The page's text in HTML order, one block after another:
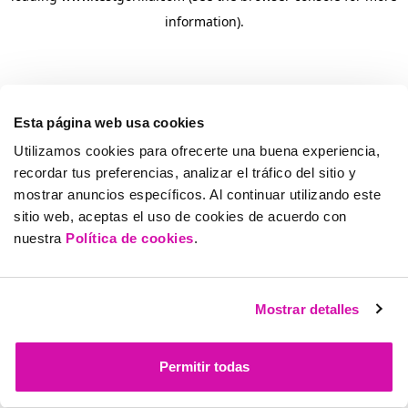
Esta página web usa cookies
Utilizamos cookies para ofrecerte una buena experiencia,
recordar tus preferencias, analizar el tráfico del sitio y
mostrar anuncios específicos. Al continuar utilizando este
sitio web, aceptas el uso de cookies de acuerdo con
nuestra Política de cookies.
Mostrar detalles
Permitir todas
information).